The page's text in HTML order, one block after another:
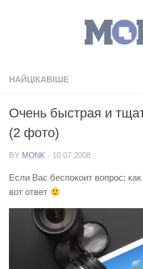
НАЙЦІКАВІШЕ
Очень быстрая и
(2 фото)
BY MONK · 10.07.2008
Если Вас беспокоит вопрос:
вот ответ